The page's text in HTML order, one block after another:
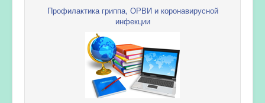
Профилактика гриппа, ОРВИ и коронавирусной
инфекции